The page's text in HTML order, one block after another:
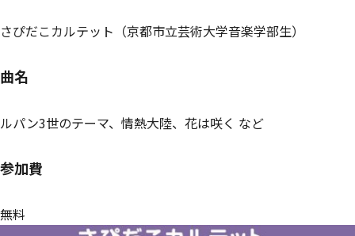
さぴだこカルテット（京都市立芸術大学音楽学部生）
曲名
ルパン3世のテーマ、情熱大陸、花は咲く など
参加費
無料